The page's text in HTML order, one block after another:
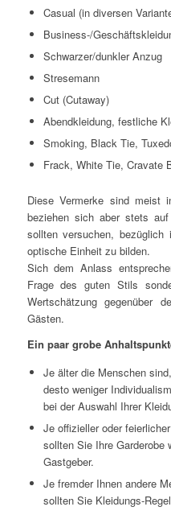
Casual (in diversen
Business-/
Schwarzer/dunkler Anzug
Stresemann
Cut (Cutaway)
Abendkleidung, festliche
Smoking, Black Tie,
Frack, White Tie, Cravate
Diese Vermerke sind meist
beziehen sich aber stets
sollten versuchen, bezüglich
optische Einheit zu bilden.
Sich dem Anlass
Frage des guten Stils
Wertschätzung gegenüber
Gästen.
Ein paar grobe
Je älter die Menschen
desto weniger
bei der Auswahl Ihrer
Je offizieller oder
sollten Sie Ihre
Gastgeber.
Je fremder Ihnen andere
sollten Sie Kleidungs-